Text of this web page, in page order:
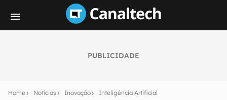
PUBLICIDADE
Home Notícias Inovação Inteligência Artificial
notícias e reviews sobre tecnologia em primeira